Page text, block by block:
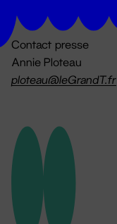
Contact presse
Annie Ploteau
ploteau@leGrandT.fr